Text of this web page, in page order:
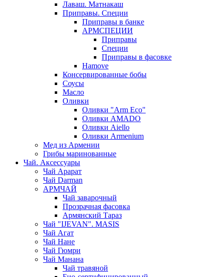
Лаваш. Матнакаш
Приправы. Специи
Приправы в банке
АРМСПЕЦИИ
Приправы
Специи
Приправы в фасовке
Hamove
Консервированные бобы
Соусы
Масло
Оливки
Оливки "Arm Eco"
Оливки AMADO
Оливки Aiello
Оливки Armenium
Мед из Армении
Грибы маринованные
Чай. Аксессуары
Чай Арарат
Чай Darman
АРМЧАЙ
Чай заварочный
Прозрачная фасовка
Армянский Тараз
Чай "IJEVAN". MASIS
Чай Агат
Чай Нане
Чай Гюмри
Чай Манана
Чай травяной